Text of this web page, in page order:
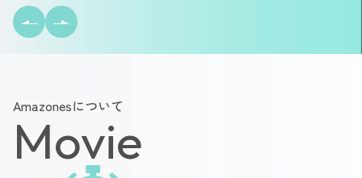
Amazonesについて
Movie